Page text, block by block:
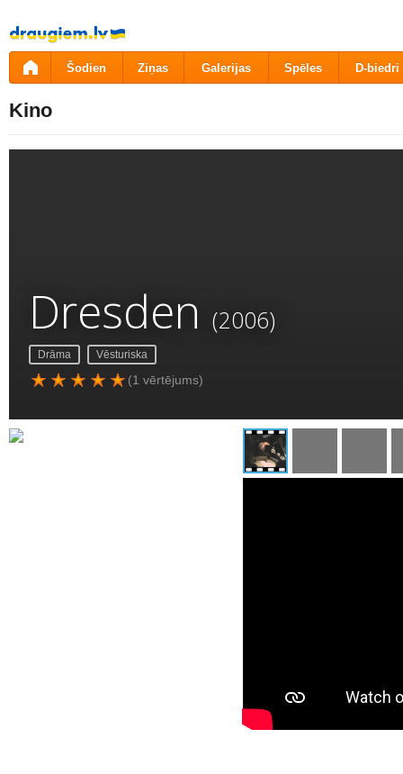
Pāriet
uz
saturu
Šodien Ziņas Galerijas Spēles D-biedri
Kino
Dresden (2006)
Drāma Vēsturiska
(1 vērtējums)